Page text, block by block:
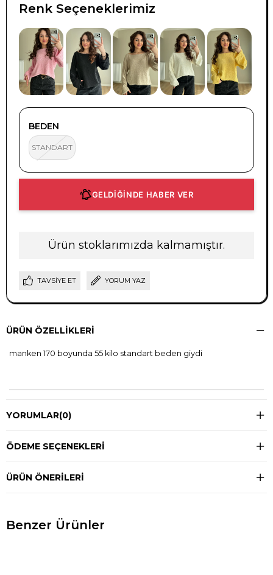
Renk Seçeneklerimiz
TÜKENDI TÜKENDI TÜKENDI
BEDEN
STANDART
GELDİĞİNDE HABER VER
Ürün stoklarımızda kalmamıştır.
TAVSIYE ET YORUM YAZ
ÜRÜN ÖZELLIKLERI
manken 170 boyunda 55 kilo standart beden giydi
YORUMLAR(0)
ÖDEME SEÇENEKLERI
ÜRÜN ÖNERILERI
Benzer Ürünler